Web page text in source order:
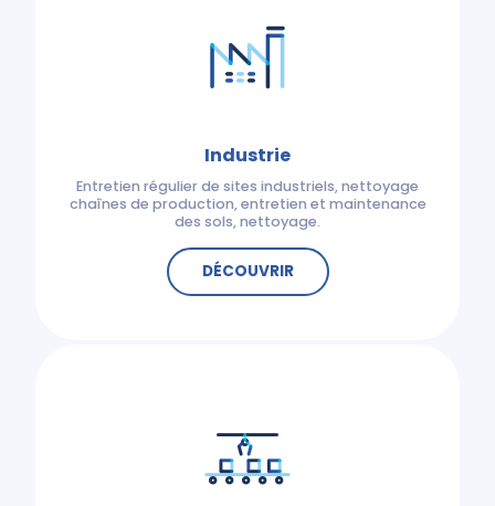
Industrie
Entretien régulier de sites industriels, nettoyage
chaînes de production, entretien et maintenance
des sols, nettoyage.
DÉCOUVRIR